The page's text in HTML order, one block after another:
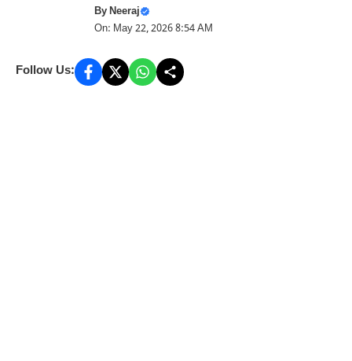
ByNeeraj
On: May 22, 2026 8:54 AM
Follow Us: